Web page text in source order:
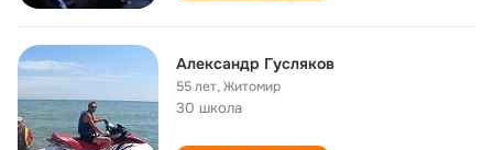
Александр Гусляков
55 лет,Житомир
30 школа